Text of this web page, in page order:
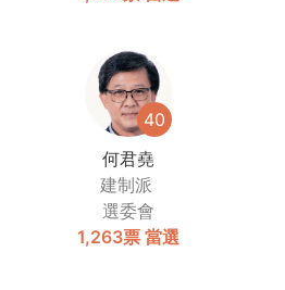
40
何君堯
建制派
選委會
1,263票 當選